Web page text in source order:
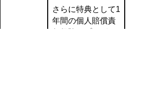
さらに特典として1
年間の個人賠償責